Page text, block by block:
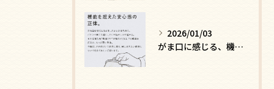
2026/01/03
がま口に感じる、機能を超えた安心感の正体